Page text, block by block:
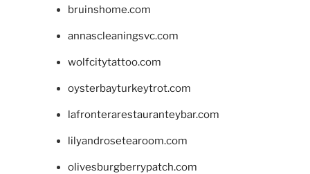
bruinshome.com
annascleaningsvc.com
wolfcitytattoo.com
oysterbayturkeytrot.com
lafronterarestauranteybar.com
lilyandrosetearoom.com
olivesburgberrypatch.com